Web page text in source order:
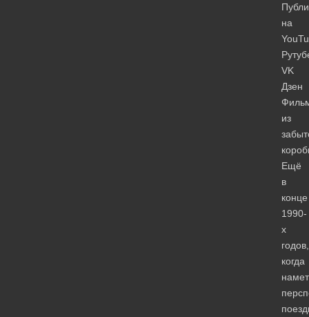
на
VK
Дзен
из
Ещё
в
конце
1990-
х
годов,
когда